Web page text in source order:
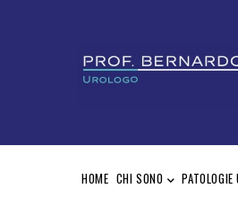
NAVIGATION
HOME CHI SONO